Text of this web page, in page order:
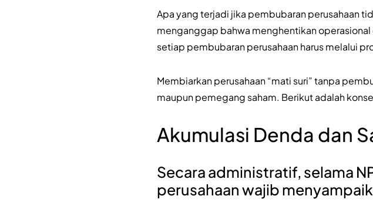
Apa yang terjadi jika pembubaran perusahaan
menganggap bahwa menghentikan
setiap pembubaran perusahaan harus melalui
Membiarkan perusahaan “mati suri” tanpa
maupun pemegang saham. Berikut adalah
Akumulasi Denda dan
Secara administratif, selama
perusahaan wajib